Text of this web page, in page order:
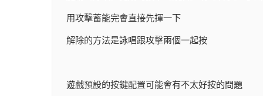
用攻擊蓄能完會直接先揮一下
解除的方法是詠唱跟攻擊兩個一起按
遊戲預設的按鍵配置可能會有不太好按的問題